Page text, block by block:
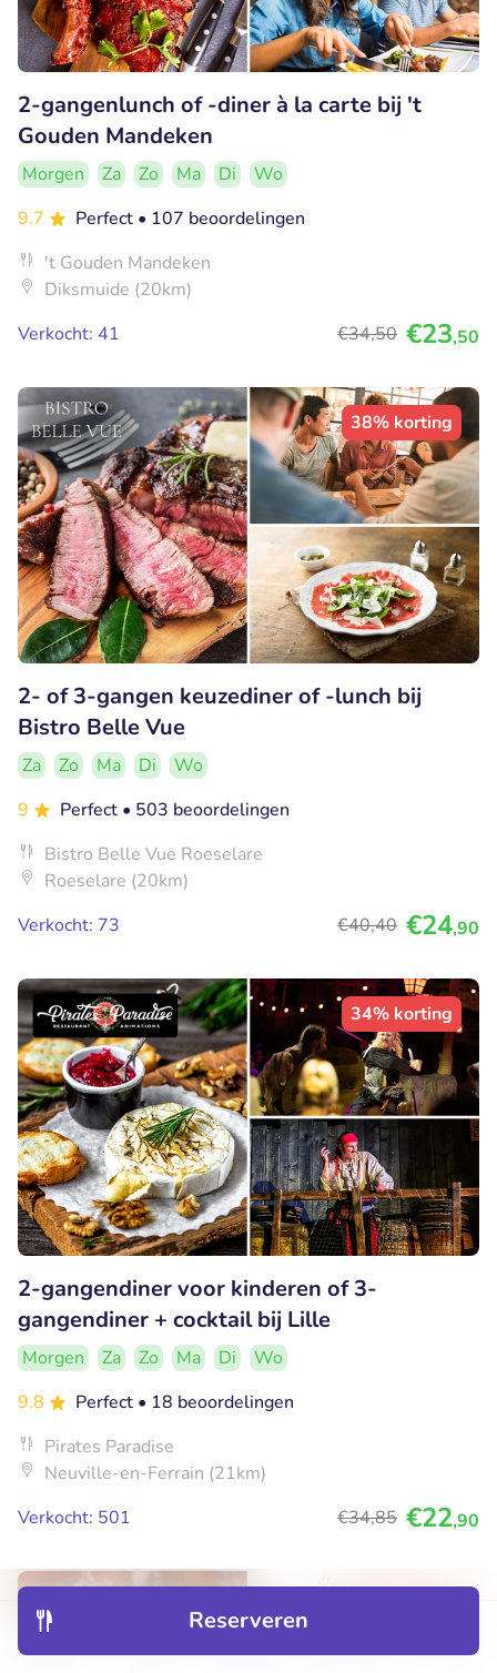
Reserveren
2-gangenlunch of -diner à la carte bij 't
Gouden Mandeken
Morgen Za Zo Ma Di
Wo
9.7
Perfect • 107 beoordelingen
't Gouden Mandeken
Diksmuide (20km)
Verkocht: 41
€34,50 €23,50
38% korting
2- of 3-gangen keuzediner of -lunch bij
Bistro Belle Vue
Za Zo Ma Di
Wo
9
Perfect • 503 beoordelingen
Bistro Belle Vue Roeselare
Roeselare (20km)
Verkocht: 73
€40,40 €24,90
34% korting
2-gangendiner voor kinderen of 3-
gangendiner + cocktail bij Lille
Morgen Za Zo Ma Di
Wo
9.8
Perfect • 18 beoordelingen
Pirates Paradise
Neuville-en-Ferrain (21km)
Verkocht: 501
€34,85 €22,90